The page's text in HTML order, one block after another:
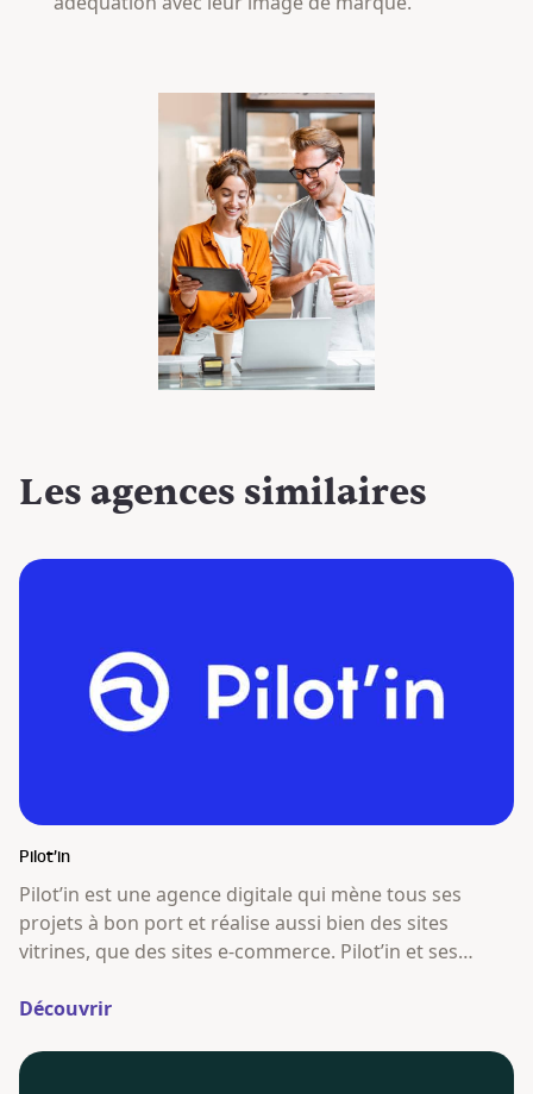
Les agences similaires
Pilot’in
Pilot’in est une agence digitale qui mène tous ses
projets à bon port et réalise aussi bien des sites
vitrines, que des sites e-commerce. Pilot’in et ses
vitrine et e-commerce au design attractif et technique
Découvrir